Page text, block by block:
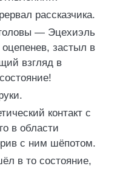
рассказчика.
— Эцехиэль
застыл в
взгляд в
контакт с
в области
с ним шёпотом.
в то состояние,